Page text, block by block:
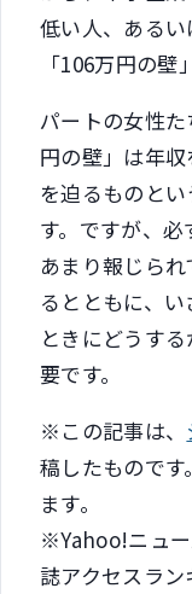
低い人、ある
「106万円の壁
パートの女性
円の壁」は年
を迫るものと
す。ですが、
あまり報じら
るとともに、
ときにどうす
要です。
※この記事は、
稿したもので
ます。
※Yahoo!ニュ
誌アクセスラ